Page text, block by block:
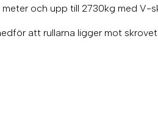
och upp till 2730kg med V-
att rullarna ligger mot